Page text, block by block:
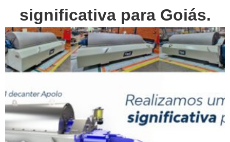
significativa para Goiás.